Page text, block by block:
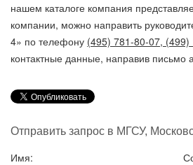
нашем каталоге компания
компании, можно направить
4» по телефону (495) 781-80-07, (499)
контактные данные, направив письмо
Отправить запрос в МГСУ,
Имя: